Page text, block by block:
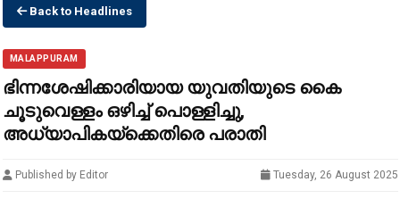
Back to Headlines
MALAPPURAM
ഭിന്നശേഷിക്കാരിയായ യുവതിയുടെ കൈ
ചൂടുവെള്ളം ഒഴിച്ച് പൊള്ളിച്ചു,
അധ്യാപികയ്ക്കെതിരെ പരാതി
Published by Editor Tuesday, 26 August 2025